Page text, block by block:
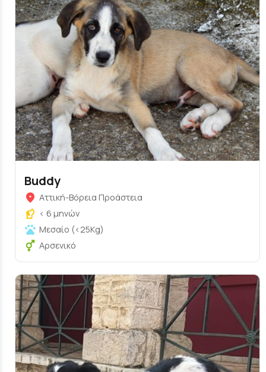
Buddy
Αττική-Βόρεια Προάστεια
< 6 μηνών
Μεσαίο (<25Kg)
Αρσενικό